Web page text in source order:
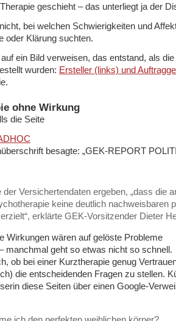
geschieht – das unterliegt ja der
bei welchen Schwierigkeiten und
oder Klärung suchten.
ein Bild verweisen, das entstand, als die
wurden: Ersteller (links) und
ohne Wirkung
die Seite
besagte: „GEK-REPORT
der Versichertendaten ergeben, „dass die
keine deutlich nachweisbaren
erklärte GEK-Vorsitzender Dieter
Wirkungen wären auf gelöste Probleme
manchmal geht so etwas nicht so schnell.
ob bei einer Kurztherapie genug
die entscheidenden Fragen zu stellen.
diese Seiten über einen Google-